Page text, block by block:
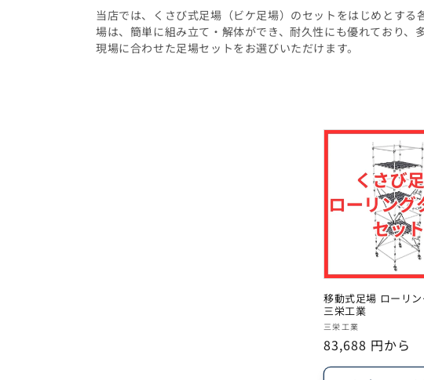
ク
シ
ョ
当店では、くさび式足場（ビケ足場）のセットをはじめとする
場は、簡単に組み立て・解体ができ、耐久性にも優れており、
現場に合わせた足場セットをお選びいただけます。
移動式足場 ローリ
三栄工業
販
売
元:
三栄工業
通
常
83,688 円から